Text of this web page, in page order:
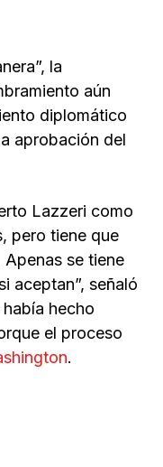
la
aún
diplomático
aprobación del
Lazzeri como
pero tiene que
se tiene
aceptan”, señaló
hecho
el proceso
.